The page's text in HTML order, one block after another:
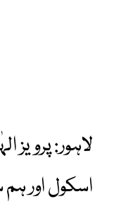
لاہور:
اسکول اور